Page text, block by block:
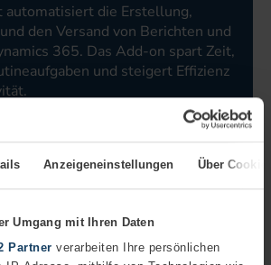
Anzeigeneinstellungen Über
Umgang mit Ihren Daten
Partner verarbeiten Ihre persönlichen
automatisiert die Erstellung,
den Versand von Berichten und
365. Das Add-on spart Zeit,
und steigert Effizienz